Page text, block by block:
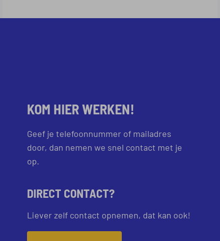
KOM HIER WERKEN!
Geef je telefoonnummer of mailadres
door, dan nemen we snel contact met je
op.
DIRECT CONTACT?
Liever zelf contact opnemen, dat kan ook!